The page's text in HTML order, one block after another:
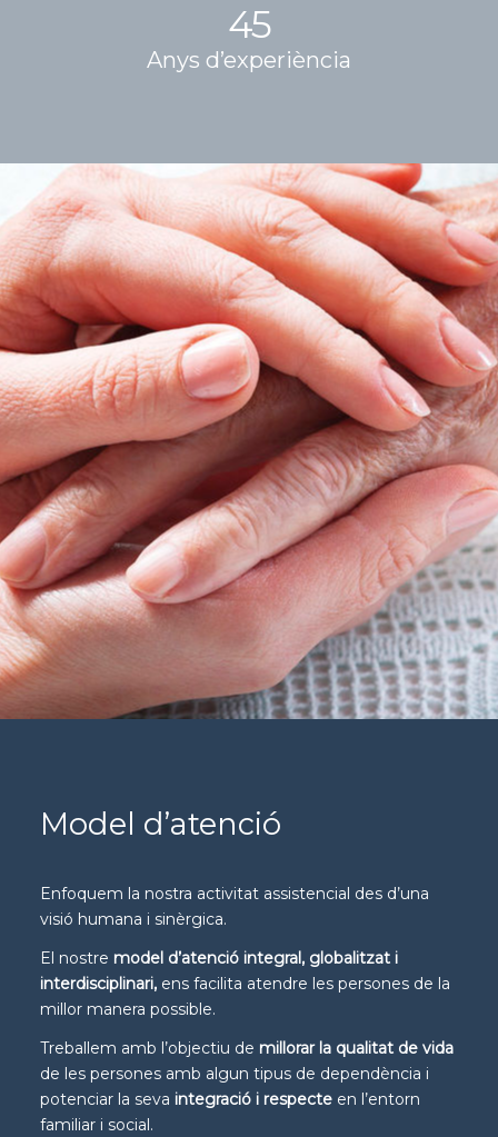
45
Anys d’experiència
Model d’atenció
Enfoquem la nostra activitat assistencial des d’una
visió humana i sinèrgica.
El nostre model d’atenció integral, globalitzat i
interdisciplinari,ens facilita atendre les persones de la
millor manera possible.
Treballem amb l’objectiu de millorar la qualitat de vida
de les persones amb algun tipus de dependència i
potenciar la seva integració i respecteen l’entorn
familiar i social.